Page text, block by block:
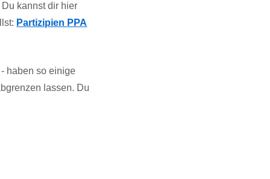
kannst dir hier
Partizipien PPA
haben so einige
lassen. Du